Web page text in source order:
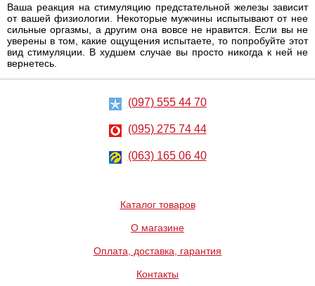
Ваша реакция на стимуляцию предстательной железы зависит
от вашей физиологии. Некоторые мужчины испытывают от нее
сильные оргазмы, а другим она вовсе не нравится. Если вы не
уверены в том, какие ощущения испытаете, то попробуйте этот
вид стимуляции. В худшем случае вы просто никогда к ней не
вернетесь.
(097) 555 44 70
(095) 275 74 44
(063) 165 06 40
Каталог товаров
О магазине
Оплата, доставка, гарантия
Контакты